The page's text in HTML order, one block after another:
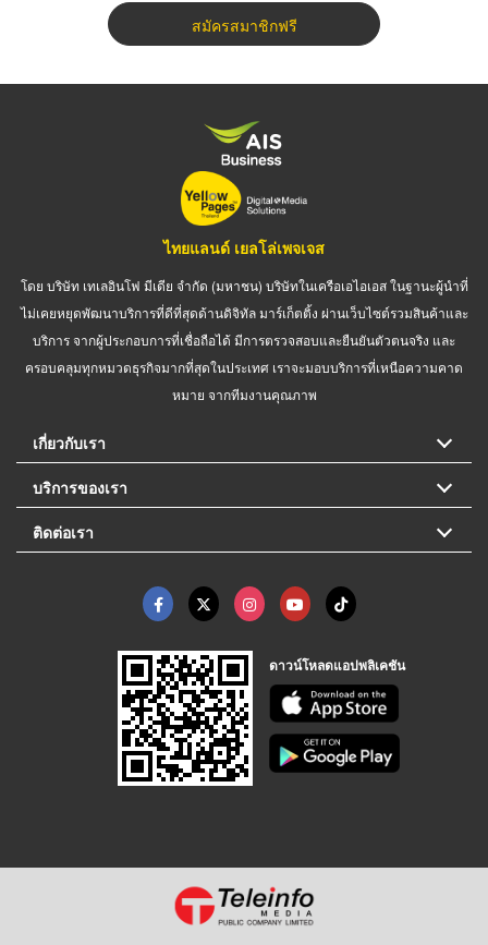
สมัครสมาชิกฟรี
ไทยแลนด์ เยลโล่เพจเจส
โดย บริษัท เทเลอินโฟ มีเดีย จำกัด (มหาชน) บริษัทในเครือเอไอเอส ในฐานะผู้นำที่
ไม่เคยหยุดพัฒนาบริการที่ดีที่สุดด้านดิจิทัล มาร์เก็ตติ้ง ผ่านเว็บไซต์รวมสินค้าและ
บริการ จากผู้ประกอบการที่เชื่อถือได้ มีการตรวจสอบและยืนยันตัวตนจริง และ
ครอบคลุมทุกหมวดธุรกิจมากที่สุดในประเทศ เราจะมอบบริการที่เหนือความคาด
หมาย จากทีมงานคุณภาพ
เกี่ยวกับเรา
บริการของเรา
ติดต่อเรา
ดาวน์โหลดแอปพลิเคชัน